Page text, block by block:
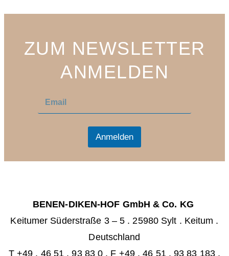
ZUM NEWSLETTER
ANMELDEN
a
Anmelden
BENEN-DIKEN-HOF GmbH & Co. KG
Keitumer Süderstraße 3 – 5 . 25980 Sylt . Keitum .
Deutschland
T +49 . 46 51 . 93 83 0 . F +49 . 46 51 . 93 83 183 .